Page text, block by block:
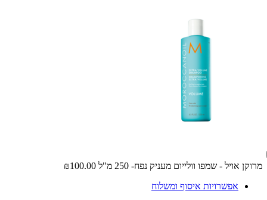
מרוקן אויל - שמפו וולייום מעניק נפח- 250 מ"ל
₪100.00
אפשרויות איסוף ומשלוח